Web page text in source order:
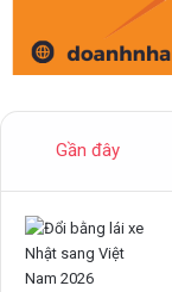
Gần đây